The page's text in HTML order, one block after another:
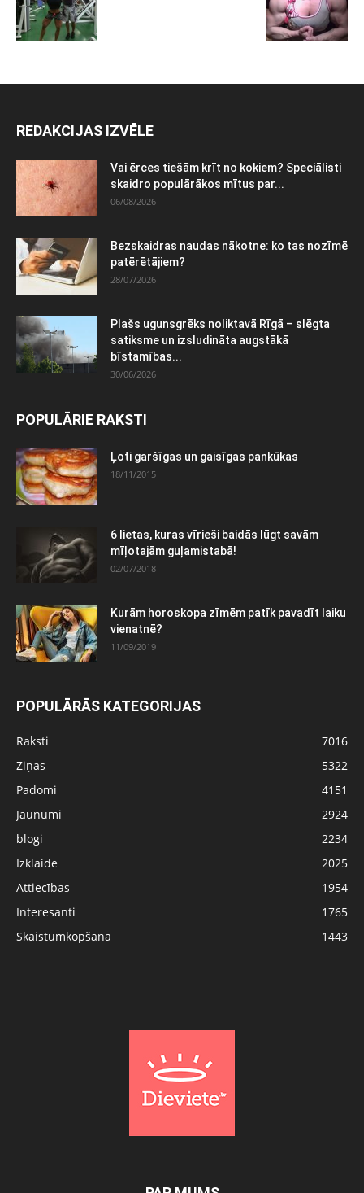
REDAKCIJAS IZVĒLE
Vai ērces tiešām krīt no kokiem? Speciālisti
skaidro populārākos mītus par...
06/08/2026
Bezskaidras naudas nākotne: ko tas nozīmē
patērētājiem?
28/07/2026
Plašs ugunsgrēks noliktavā Rīgā – slēgta
satiksme un izsludināta augstākā
bīstamības...
30/06/2026
POPULĀRIE RAKSTI
Ļoti garšīgas un gaisīgas pankūkas
18/11/2015
6 lietas, kuras vīrieši baidās lūgt savām
mīļotajām guļamistabā!
02/07/2018
Kurām horoskopa zīmēm patīk pavadīt laiku
vienatnē?
11/09/2019
POPULĀRĀS KATEGORIJAS
Raksti
7016
Ziņas
5322
Padomi
4151
Jaunumi
2924
blogi
2234
Izklaide
2025
Attiecības
1954
Interesanti
1765
Skaistumkopšana
1443